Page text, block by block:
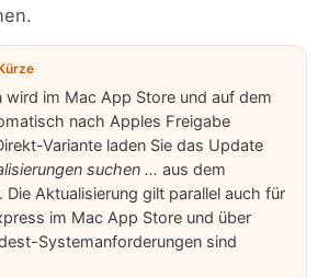
wird im Mac App Store und auf dem
nach Apples Freigabe
Variante laden Sie das Update
suchen ... aus dem
Die Aktualisierung gilt parallel auch für
im Mac App Store und über
Systemanforderungen sind